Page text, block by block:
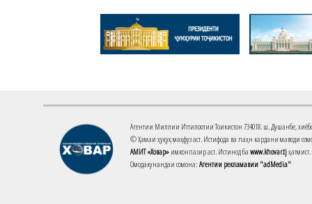
Агентии Миллии Иттилоотии Тоҷикистон 734018. ш. Душанбе,
© Ҳамаи ҳуқуқ маҳфуз аст. Истифода ва паҳн кардани маводи
АМИТ «Ховар» имконпазир аст. Истинод ба www.khovar.tj
Омодакунандаи сомона: Агентии рекламавии "adMedia"